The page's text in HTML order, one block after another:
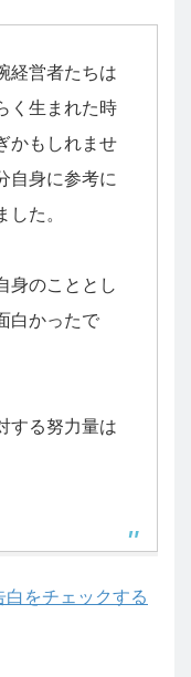
経営者たちは
く生まれた時
かもしれませ
自身に参考に
た。
身のこととし
白かったで
する努力量は
をチェックする